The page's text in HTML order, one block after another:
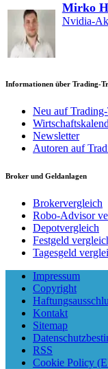
Mirko
Nvidia-
Informationen über Trading-
Neu auf
Newsletter
Autoren auf
Broker und Geldanlagen
Brokervergleich
Robo-Advisor
Depotvergleich
Festgeld
Tagesgeld
Impressum
Copyright
Kontakt
Sitemap
RSS
Cookie Policy